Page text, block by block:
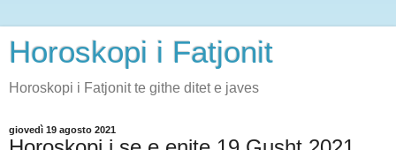
Horoskopi i Fatjonit
Horoskopi i Fatjonit te githe ditet e javes
giovedì 19 agosto 2021